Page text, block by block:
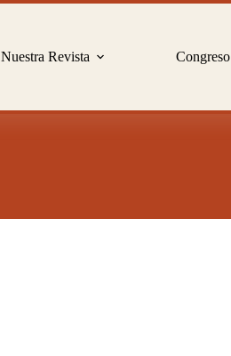
Nuestra Revista Congreso